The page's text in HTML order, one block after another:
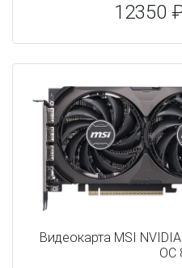
12350
Видеокарта MSI
OC